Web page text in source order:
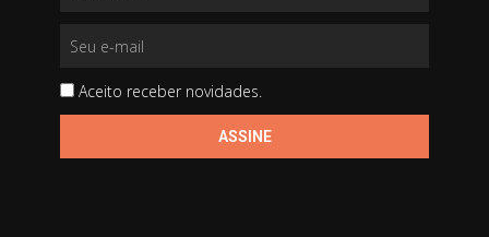
Aceito receber novidades.
ASSINE